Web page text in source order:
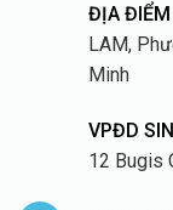
ĐỊA ĐIỂM
LAM,
Minh
VPĐD
12 Bugis